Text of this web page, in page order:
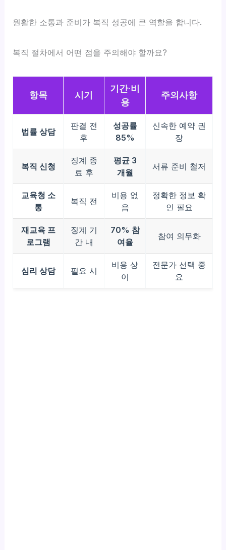
원활한 소통과 준비가 복직 성공에 큰 역할을 합니다.
복직 절차에서 어떤 점을 주의해야 할까요?
항목 시기
기간·비
용
주의사항
법률 상담
판결 전
후
성공률
85%
신속한 예약 권
장
복직 신청
징계 종
료 후
평균 3
개월
서류 준비 철저
교육청 소
통
복직 전
비용 없
음
정확한 정보 확
인 필요
재교육 프
로그램
징계 기
간 내
70% 참
여율
참여 의무화
심리 상담 필요 시
비용 상
이
전문가 선택 중
요